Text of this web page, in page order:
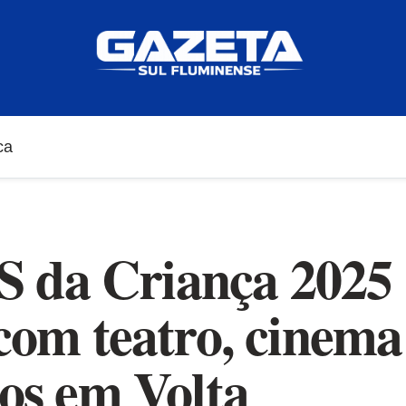
da Criança 2025
teatro, cinema
em Volta